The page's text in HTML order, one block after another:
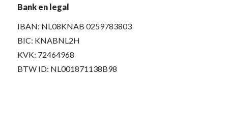
Bank en legal
IBAN: NL08KNAB 0259783803
BIC: KNABNL2H
KVK: 72464968
BTW ID: NL001871138B98